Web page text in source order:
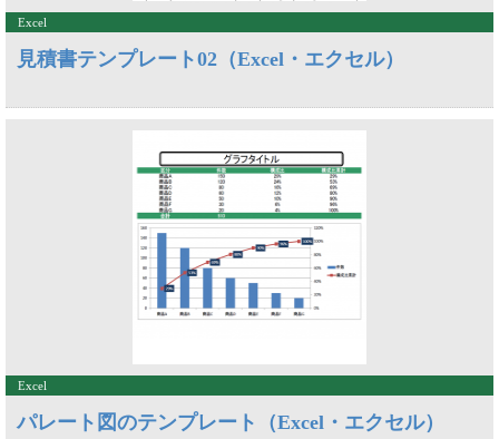
Excel
見積書テンプレート02（Excel・エクセル）
Excel
パレート図のテンプレート（Excel・エクセル）